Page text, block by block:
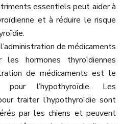
essentiels peut aider à
et à réduire le risque
de médicaments
hormones thyroïdiennes
de médicaments est le
pour l’hypothyroïdie. Les
traiter l’hypothyroïdie sont
par les chiens et peuvent